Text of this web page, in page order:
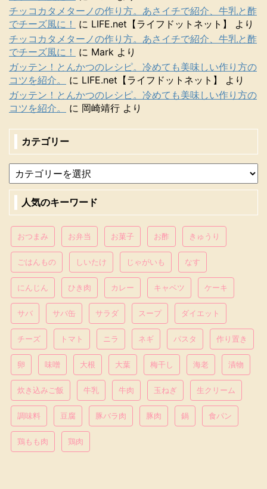
チッコカタメターノの作り方。あさイチで紹介、牛乳と酢
でチーズ風に！
に LIFE.net【ライフドットネット】
より
チッコカタメターノの作り方。あさイチで紹介、牛乳と酢
でチーズ風に！
に Mark より
ガッテン！とんかつのレシピ。冷めても美味しい作り方の
コツを紹介。
に LIFE.net【ライフドットネット】
より
ガッテン！とんかつのレシピ。冷めても美味しい作り方の
コツを紹介。
に 岡崎靖行 より
カテゴリー
人気のキーワード
おつまみ お弁当 お菓子 お酢 きゅうり
ごはんもの しいたけ じゃがいも なす
にんじん ひき肉 カレー キャベツ ケーキ
サバ サバ缶 サラダ スープ ダイエット
チーズ トマト ニラ ネギ パスタ 作り置き
卵 味噌 大根 大葉 梅干し 海老 漬物
炊き込みご飯 牛乳 牛肉 玉ねぎ 生クリーム
調味料 豆腐 豚バラ肉 豚肉 鍋 食パン
鶏もも肉 鶏肉